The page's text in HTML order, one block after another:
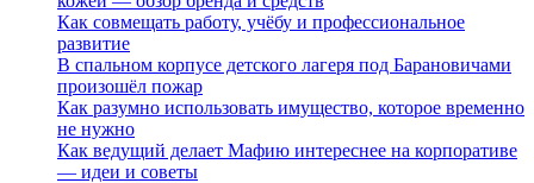
Как совмещать работу, учёбу и профессиональное
развитие
В спальном корпусе детского лагеря под Барановичами
произошёл пожар
Как разумно использовать имущество, которое временно
не нужно
Как ведущий делает Мафию интереснее на корпоративе
— идеи и советы